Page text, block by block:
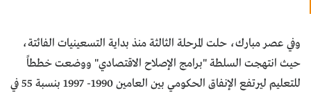
وفي عصر مبارك، حلت المرحلة الثالثة منذ بداية التسعينيات الفائتة،
حيث انتهجت السلطة "برامج الإصلاح الاقتصادي" ووضعت خططاً
للتعليم ليرتفع الإنفاق الحكومي بين العامين 1990- 1997 بنسبة 55 في